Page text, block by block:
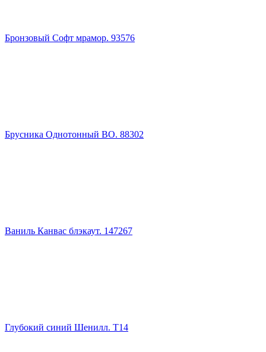
Бронзовый Софт мрамор. 93576
Брусника Однотонный ВО. 88302
Ваниль Канвас блэкаут. 147267
Глубокий синий Шенилл. Т14